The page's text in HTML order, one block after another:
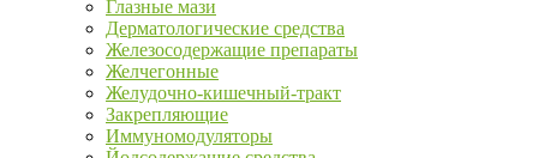
Глазные мази
Дерматологические средства
Железосодержащие препараты
Желчегонные
Желудочно-кишечный-тракт
Закрепляющие
Иммуномодуляторы